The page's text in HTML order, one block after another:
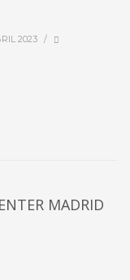
2023 /
MADRID